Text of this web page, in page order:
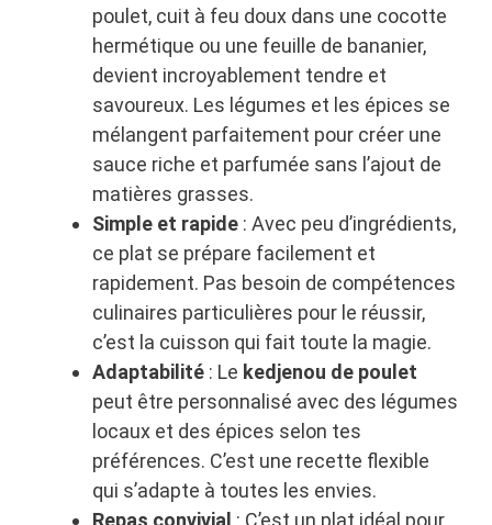
poulet, cuit à feu doux dans une cocotte
hermétique ou une feuille de bananier,
devient incroyablement tendre et
savoureux. Les légumes et les épices se
mélangent parfaitement pour créer une
sauce riche et parfumée sans l’ajout de
matières grasses.
Simple et rapide : Avec peu d’ingrédients,
ce plat se prépare facilement et
rapidement. Pas besoin de compétences
culinaires particulières pour le réussir,
c’est la cuisson qui fait toute la magie.
Adaptabilité : Le kedjenou de poulet
peut être personnalisé avec des légumes
locaux et des épices selon tes
préférences. C’est une recette flexible
qui s’adapte à toutes les envies.
Repas convivial : C’est un plat idéal pour